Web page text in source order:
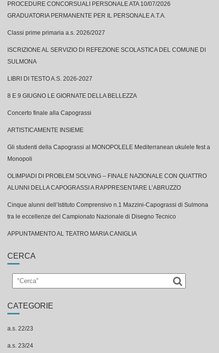
PROCEDURE CONCORSUALI PERSONALE ATA 10/07/2026
GRADUATORIA PERMANENTE PER IL PERSONALE A.T.A.
Classi prime primaria a.s. 2026/2027
ISCRIZIONE AL SERVIZIO DI REFEZIONE SCOLASTICA DEL COMUNE DI
SULMONA
LIBRI DI TESTO A.S. 2026-2027
8 E 9 GIUGNO LE GIORNATE DELLA BELLEZZA
Concerto finale alla Capograssi
ARTISTICAMENTE INSIEME
Gli studenti della Capograssi al MONOPOLELE Mediterranean ukulele fest a
Monopoli
OLIMPIADI DI PROBLEM SOLVING – FINALE NAZIONALE CON QUATTRO
ALUNNI DELLA CAPOGRASSI A RAPPRESENTARE L’ABRUZZO
Cinque alunni dell’Istituto Comprensivo n.1 Mazzini-Capograssi di Sulmona
tra le eccellenze del Campionato Nazionale di Disegno Tecnico
APPUNTAMENTO AL TEATRO MARIA CANIGLIA
CERCA
CATEGORIE
a.s. 22/23
a.s. 23/24